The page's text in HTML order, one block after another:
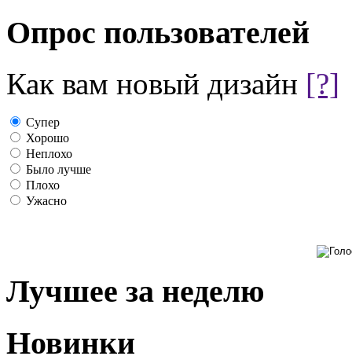
Опрос пользователей
Как вам новый дизайн [?]
Супер
Хорошо
Неплохо
Было лучше
Плохо
Ужасно
Лучшее за неделю
Новинки